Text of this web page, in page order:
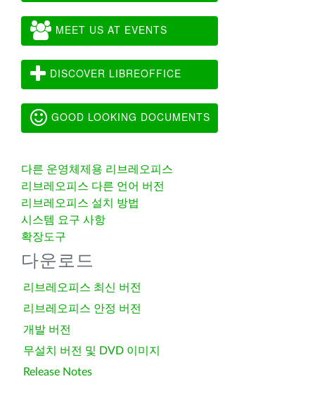
MEET US AT EVENTS
DISCOVER LIBREOFFICE
GOOD LOOKING DOCUMENTS
다른 운영체제용 리브레오피스
리브레오피스 다른 언어 버전
리브레오피스 설치 방법
시스템 요구 사항
확장도구
다운로드
리브레오피스 최신 버전
리브레오피스 안정 버전
개발 버전
무설치 버전 및 DVD 이미지
Release Notes